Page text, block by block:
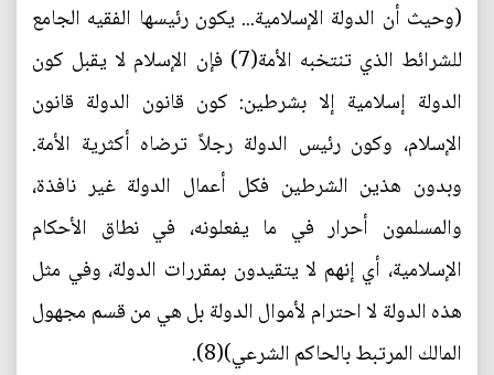
(وحيث أن الدولة الإسلامية... يكون رئيسها الفقيه الجامع
للشرائط الذي تنتخبه الأمة(7) فإن الإسلام لا يقبل كون
الدولة إسلامية إلا بشرطين: كون قانون الدولة قانون
الإسلام، وكون رئيس الدولة رجلاً ترضاه أكثرية الأمة.
وبدون هذين الشرطين فكل أعمال الدولة غير نافذة،
والمسلمون أحرار في ما يفعلونه، في نطاق الأحكام
الإسلامية، أي إنهم لا يتقيدون بمقررات الدولة، وفي مثل
هذه الدولة لا احترام لأموال الدولة بل هي من قسم مجهول
المالك المرتبط بالحاكم الشرعي)(8).